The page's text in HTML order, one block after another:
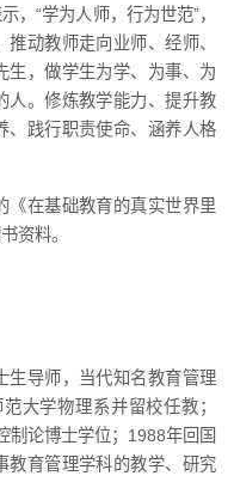
，“学为人师，行为世范”，
动教师走向业师、经师、
生，做学生为学、为事、为
人。修炼教学能力、提升教
、践行职责使命、涵养人格
《在基础教育的真实世界里
资料。
生导师，当代知名教育管理
大学物理系并留校任教；
制论博士学位；1988年回国
教育管理学科的教学、研究